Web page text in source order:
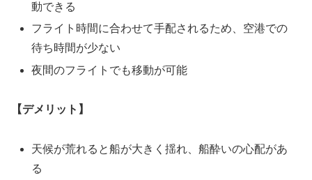
動できる
フライト時間に合わせて手配されるため、空港での
待ち時間が少ない
夜間のフライトでも移動が可能
【デメリット】
天候が荒れると船が大きく揺れ、船酔いの心配があ
る